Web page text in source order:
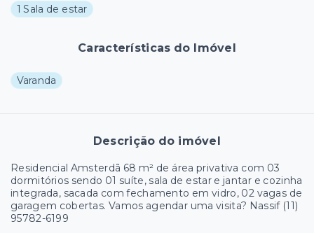
1 Sala de estar
Características do Imóvel
Varanda
Descrição do imóvel
Residencial Amsterdã 68 m² de área privativa com 03
dormitórios sendo 01 suíte, sala de estar e jantar e cozinha
integrada, sacada com fechamento em vidro, 02 vagas de
garagem cobertas. Vamos agendar uma visita? Nassif (11)
95782-6199